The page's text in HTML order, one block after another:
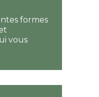
formes
vous